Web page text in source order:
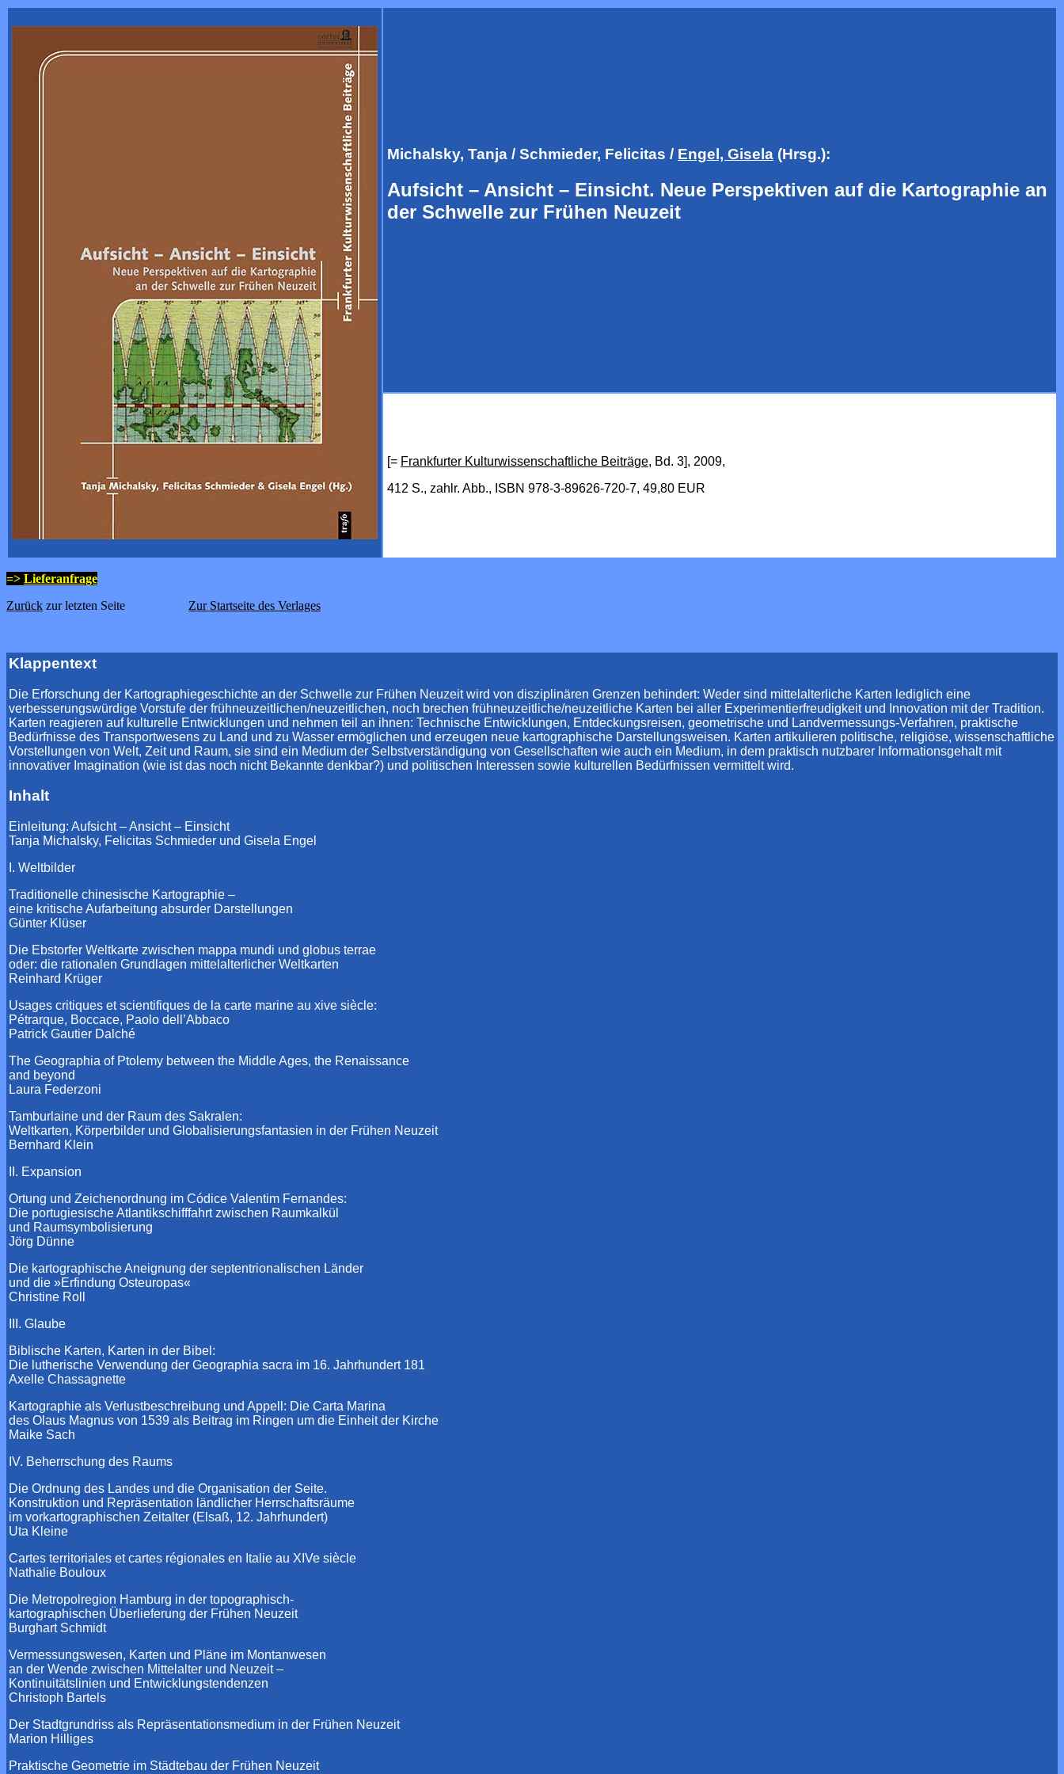
Michalsky, Tanja / Schmieder, Felicitas / Engel, Gisela (Hrsg.):
Aufsicht – Ansicht – Einsicht. Neue Perspektiven auf die Kartographie an
der Schwelle zur Frühen Neuzeit
[= Frankfurter Kulturwissenschaftliche Beiträge, Bd. 3], 2009,
412 S., zahlr. Abb., ISBN 978-3-89626-720-7, 49,80 EUR
=> Lieferanfrage
Zurück zur letzten Seite Zur Startseite des Verlages
Klappentext
Die Erforschung der Kartographiegeschichte an der Schwelle zur Frühen Neuzeit wird von disziplinären Grenzen behindert: Weder sind mittelalterliche Karten lediglich eine
verbesserungswürdige Vorstufe der frühneuzeitlichen/neuzeitlichen, noch brechen frühneuzeitliche/neuzeitliche Karten bei aller Experimentierfreudigkeit und Innovation mit der Tradition.
Karten reagieren auf kulturelle Entwicklungen und nehmen teil an ihnen: Technische Entwicklungen, Entdeckungsreisen, geometrische und Landvermessungs-Verfahren, praktische
Bedürfnisse des Transportwesens zu Land und zu Wasser ermöglichen und erzeugen neue kartographische Darstellungsweisen. Karten artikulieren politische, religiöse, wissenschaftliche
Vorstellungen von Welt, Zeit und Raum, sie sind ein Medium der Selbstverständigung von Gesellschaften wie auch ein Medium, in dem praktisch nutzbarer Informationsgehalt mit
innovativer Imagination (wie ist das noch nicht Bekannte denkbar?) und politischen Interessen sowie kulturellen Bedürfnissen vermittelt wird.
Inhalt
Einleitung: Aufsicht – Ansicht – Einsicht
Tanja Michalsky, Felicitas Schmieder und Gisela Engel
I. Weltbilder
Traditionelle chinesische Kartographie –
eine kritische Aufarbeitung absurder Darstellungen
Günter Klüser
Die Ebstorfer Weltkarte zwischen mappa mundi und globus terrae
oder: die rationalen Grundlagen mittelalterlicher Weltkarten
Reinhard Krüger
Usages critiques et scientifiques de la carte marine au xive siècle:
Pétrarque, Boccace, Paolo dell’Abbaco
Patrick Gautier Dalché
The Geographia of Ptolemy between the Middle Ages, the Renaissance
and beyond
Laura Federzoni
Tamburlaine und der Raum des Sakralen:
Weltkarten, Körperbilder und Globalisierungsfantasien in der Frühen Neuzeit
Bernhard Klein
II. Expansion
Ortung und Zeichenordnung im Códice Valentim Fernandes:
Die portugiesische Atlantikschifffahrt zwischen Raumkalkül
und Raumsymbolisierung
Jörg Dünne
Die kartographische Aneignung der septentrionalischen Länder
und die »Erfindung Osteuropas«
Christine Roll
III. Glaube
Biblische Karten, Karten in der Bibel:
Die lutherische Verwendung der Geographia sacra im 16. Jahrhundert 181
Axelle Chassagnette
Kartographie als Verlustbeschreibung und Appell: Die Carta Marina
des Olaus Magnus von 1539 als Beitrag im Ringen um die Einheit der Kirche
Maike Sach
IV. Beherrschung des Raums
Die Ordnung des Landes und die Organisation der Seite.
Konstruktion und Repräsentation ländlicher Herrschaftsräume
im vorkartographischen Zeitalter (Elsaß, 12. Jahrhundert)
Uta Kleine
Cartes territoriales et cartes régionales en Italie au XIVe siècle
Nathalie Bouloux
Die Metropolregion Hamburg in der topographisch-
kartographischen Überlieferung der Frühen Neuzeit
Burghart Schmidt
Vermessungswesen, Karten und Pläne im Montanwesen
an der Wende zwischen Mittelalter und Neuzeit –
Kontinuitätslinien und Entwicklungstendenzen
Christoph Bartels
Der Stadtgrundriss als Repräsentationsmedium in der Frühen Neuzeit
Marion Hilliges
Praktische Geometrie im Städtebau der Frühen Neuzeit